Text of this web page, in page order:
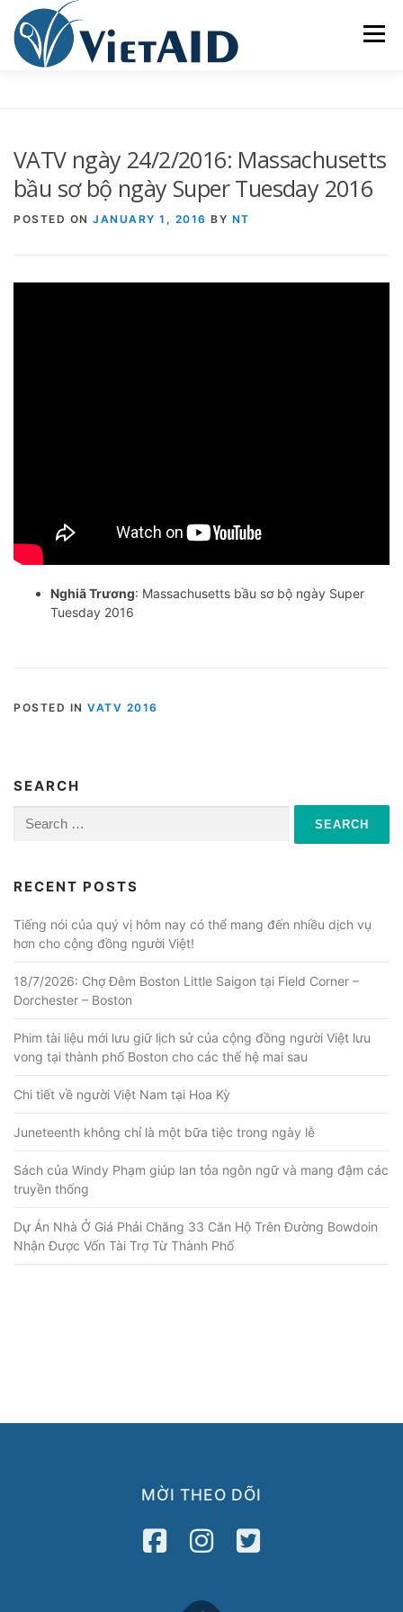
content
Menu
TRUNG TÂM CỘNG ĐỒNG SINH HOẠT
VATV ngày 24/2/2016: Massachusetts
bầu sơ bộ ngày Super Tuesday 2016
POSTED ON JANUARY 1, 2016 BY NT
Nghiã Trương: Massachusetts bầu sơ bộ ngày Super
Tuesday 2016
POSTED IN VATV 2016
SEARCH
for:
RECENT POSTS
Tiếng nói của quý vị hôm nay có thể mang đến nhiều dịch vụ
hơn cho cộng đồng người Việt!
18/7/2026: Chợ Đêm Boston Little Saigon tại Field Corner –
Dorchester – Boston
Phim tài liệu mới lưu giữ lịch sử của cộng đồng người Việt lưu
vong tại thành phố Boston cho các thế hệ mai sau
Chi tiết về người Việt Nam tại Hoa Kỳ
Juneteenth không chỉ là một bữa tiệc trong ngày lễ
Sách của Windy Phạm giúp lan tỏa ngôn ngữ và mang đậm các
truyền thống
Dự Án Nhà Ở Giá Phải Chăng 33 Căn Hộ Trên Đường Bowdoin
Nhận Được Vốn Tài Trợ Từ Thành Phố
MỜI THEO DÕI